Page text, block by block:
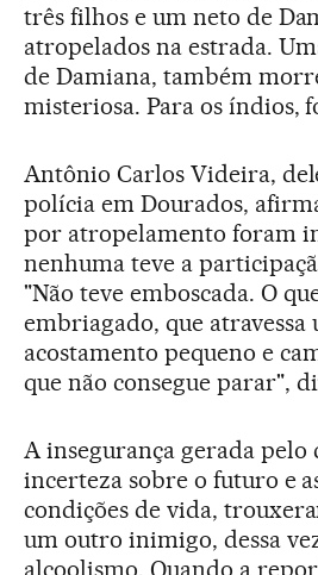
três filhos e um neto de
atropelados na estrada.
de Damiana, também
misteriosa. Para os índios,
Antônio Carlos Videira,
polícia em Dourados,
por atropelamento foram
nenhuma teve a
"Não teve emboscada. O
embriagado, que atravessa
acostamento pequeno e
que não consegue parar",
A insegurança gerada pelo
incerteza sobre o futuro e
condições de vida,
um outro inimigo, dessa
alcoolismo. Quando a